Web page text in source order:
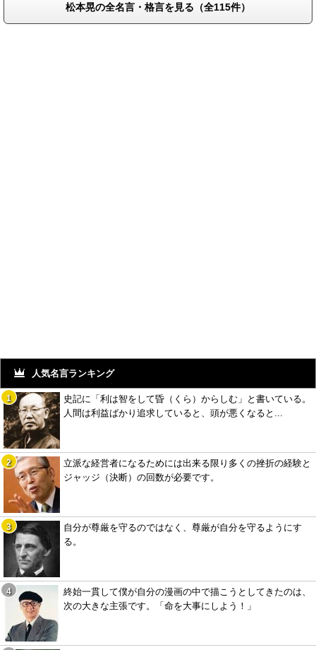
松本晃の全名言・格言を見る（全115件）
人気名言ランキング
史記に「利は智をして昏（くら）からしむ」と書いている。
人間は利益ばかり追求していると、頭が悪くなると...
立派な経営者になるためには出来る限り多くの挫折の経験と
ジャッジ（決断）の回数が必要です。
自分が尊厳を守るのではなく、尊厳が自分を守るようにす
る。
終始一貫して僕が自分の漫画の中で描こうとしてきたのは、
次の大きな主張です。「命を大事にしよう！」